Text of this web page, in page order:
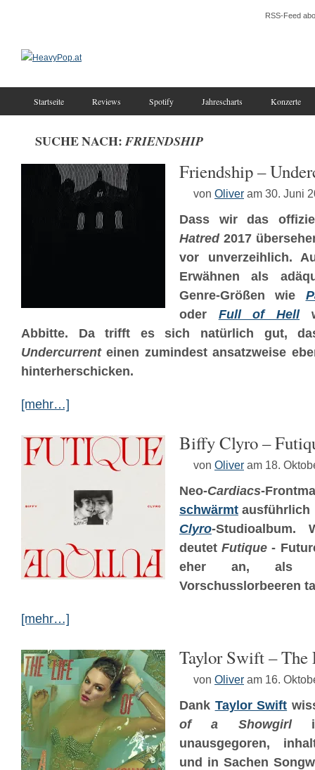
RSS-Feed
Startseite Reviews Spotify Jahrescharts Konzerte
SUCHE NACH: FRIENDSHIP
Friendship –
von Oliver am 30. Juni
Dass wir das
Hatred2017
vor unverzeihlich.
Erwähnen als
Genre-Größen wie
oder Full of Hell
Abbitte. Da trifft es sich natürlich gut,
Undercurrenteinen zumindest ansatzweise
hinterherschicken.
[mehr…]
Biffy Clyro –
von Oliver am 18.
Neo-Cardiacs-
schwärmt ausführlich
Clyro-Studioalbum.
deutetFutique-
eher an, als
Vorschusslorbeeren
[mehr…]
Taylor Swift –
von Oliver am 16.
Dank Taylor Swift
of a Showgirlist
unausgegoren,
und in Sachen